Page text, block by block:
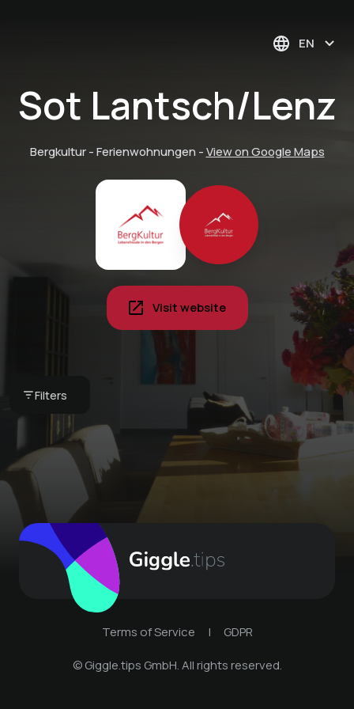
EN
Sot Lantsch/Lenz
Bergkultur - Ferienwohnungen -View on Google Maps
Visit website
Filters
Pyjama breakfast in
CHF 75 -Bergkultur -
Ferienwohnungen
Bergkultur -
Ferienwohnungen
Book your next stay -
Sot Lantsch/Lenz
Sot Lantsch/Lenz
Terms of Service |
GDPR
© Giggle.tips GmbH. All rights reserved.